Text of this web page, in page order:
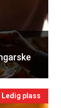
Ledig plass